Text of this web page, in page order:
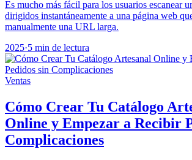
Es mucho más fácil para los usuarios escanear
dirigidos instantáneamente a una página web
manualmente una URL larga.
2025·5 min de lectura
Ventas
Cómo Crear Tu Catálogo
Online y Empezar a Recibir
Complicaciones